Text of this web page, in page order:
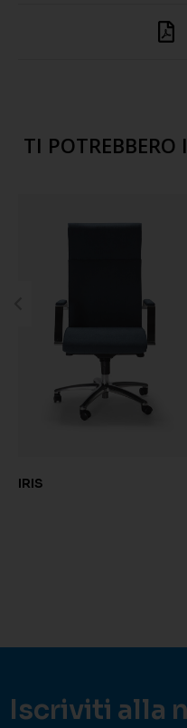
TI POTREBBERO
IRIS
Iscriviti alla